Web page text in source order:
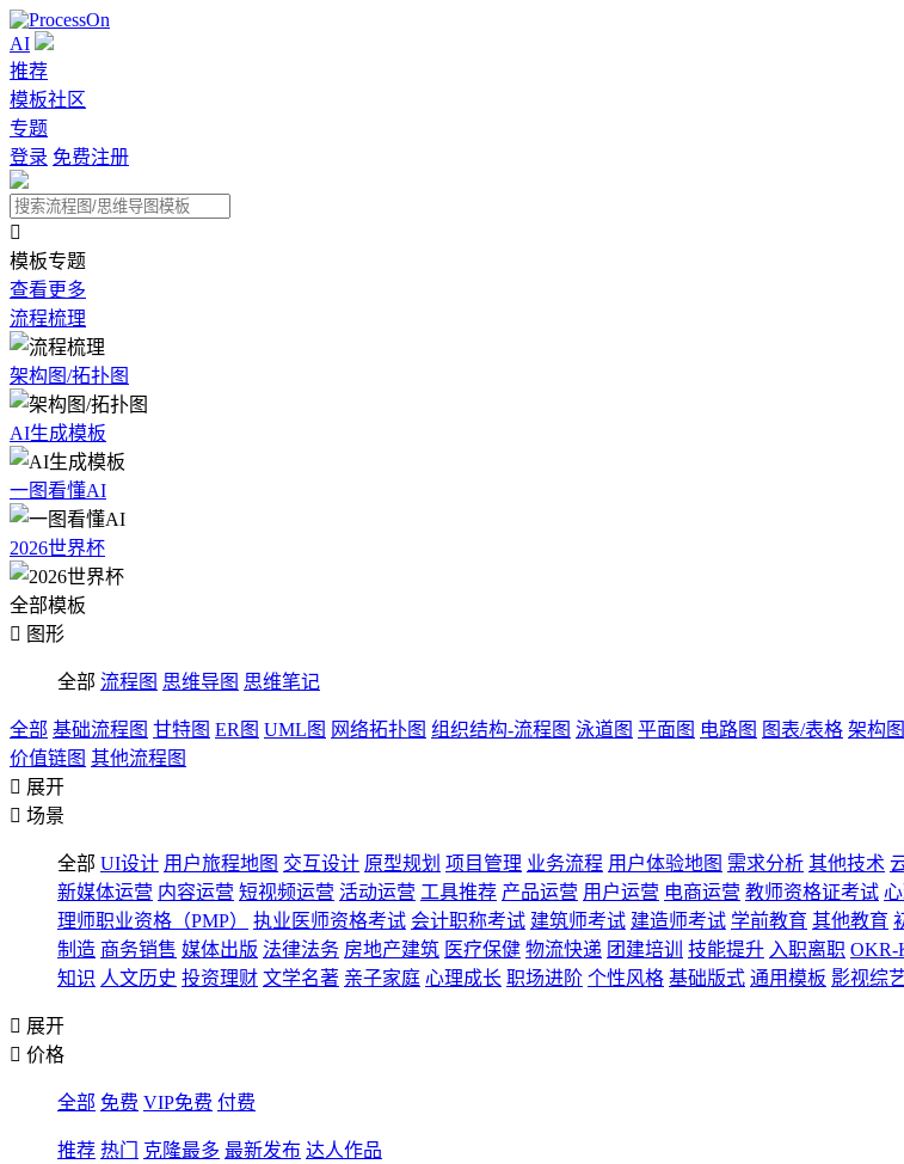
AI
推荐
模板社区
专题
登录 免费注册

模板专题
查看更多
流程梳理
架构图/拓扑图
AI生成模板
一图看懂AI
2026世界杯
全部模板
 图形
全部 流程图 思维导图 思维笔记
全部 基础流程图 甘特图 ER图 UML图 网络拓扑图 组织结构-流程图 泳道图 平面图 电路图 图表/表格 架构图
价值链图 其他流程图
 展开
 场景
全部 UI设计 用户旅程地图 交互设计 原型规划 项目管理 业务流程 用户体验地图 需求分析 其他技术
新媒体运营 内容运营 短视频运营 活动运营 工具推荐 产品运营 用户运营 电商运营 教师资格证考试
理师职业资格（PMP）
执业医师资格考试 会计职称考试 建筑师考试 建造师考试 学前教育 其他教育
制造 商务销售 媒体出版 法律法务 房地产建筑 医疗保健 物流快递 团建培训 技能提升 入职离职 OKR-
知识 人文历史 投资理财 文学名著 亲子家庭 心理成长 职场进阶 个性风格 基础版式 通用模板 影视综
 展开
 价格
全部 免费 VIP免费 付费
推荐 热门 克隆最多 最新发布 达人作品